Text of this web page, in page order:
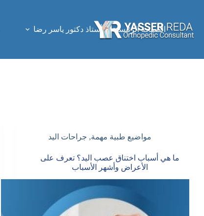
المحتوى
الصفحة الرئيسية أستاذ دكتور ياسر رضا
مواضيع طبية مهمة, جراحات اليد
ما هي أسباب اختناق عصب اليد؟ تعرف على
الأعراض وأشهر الأسباب